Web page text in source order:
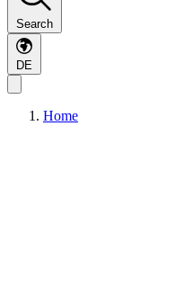
Search
DE
Home